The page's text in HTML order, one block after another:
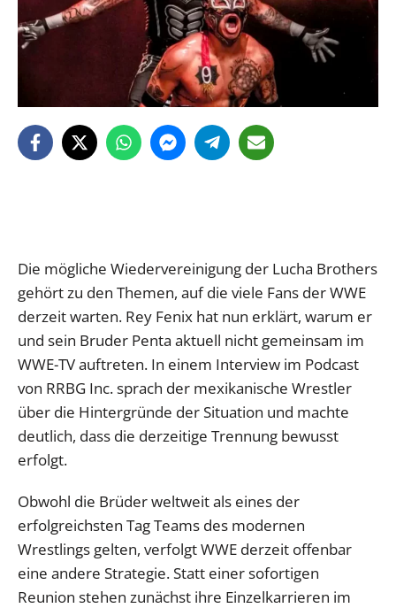
Die mögliche Wiedervereinigung der Lucha Brothers
gehört zu den Themen, auf die viele Fans der WWE
derzeit warten. Rey Fenix hat nun erklärt, warum er
und sein Bruder Penta aktuell nicht gemeinsam im
WWE-TV auftreten. In einem Interview im Podcast
von RRBG Inc. sprach der mexikanische Wrestler
über die Hintergründe der Situation und machte
deutlich, dass die derzeitige Trennung bewusst
erfolgt.
Obwohl die Brüder weltweit als eines der
erfolgreichsten Tag Teams des modernen
Wrestlings gelten, verfolgt WWE derzeit offenbar
eine andere Strategie. Statt einer sofortigen
Reunion stehen zunächst ihre Einzelkarrieren im